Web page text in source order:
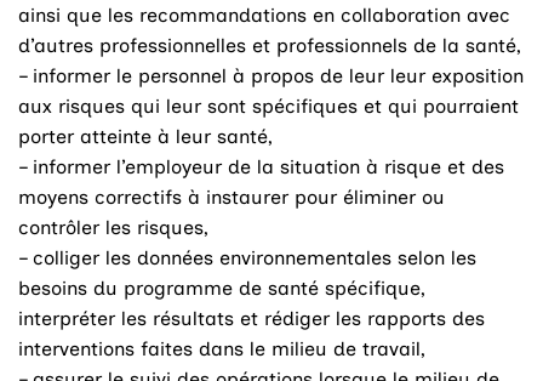
ainsi que les recommandations en collaboration avec
d’autres professionnelles et professionnels de la santé,
– informer le personnel à propos de leur leur exposition
aux risques qui leur sont spécifiques et qui pourraient
porter atteinte à leur santé,
– informer l’employeur de la situation à risque et des
moyens correctifs à instaurer pour éliminer ou
contrôler les risques,
– colliger les données environnementales selon les
besoins du programme de santé spécifique,
interpréter les résultats et rédiger les rapports des
interventions faites dans le milieu de travail,